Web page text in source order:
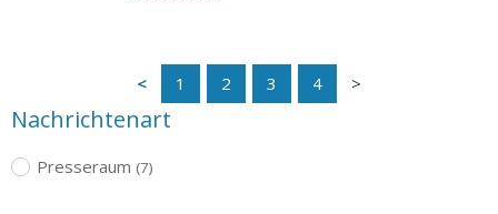
1 2 3 4
Nachrichtenart
Presseraum (7)